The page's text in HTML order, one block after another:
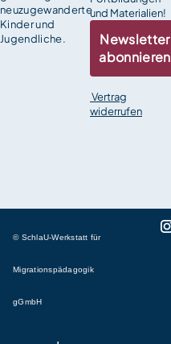
neuzugewanderte
Kinder und
Jugendliche.
und Materialien!
Newsletter
abonnieren
Vertrag
widerrufen
© SchlaU-Werkstatt für
Migrationspädagogik
gGmbH